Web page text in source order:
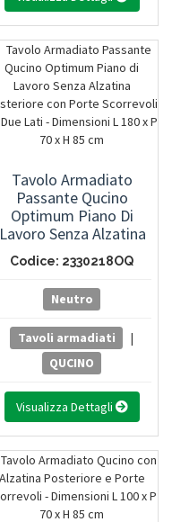
Tavolo Armadiato
Passante Qucino
Optimum Piano Di
Lavoro Senza Alzatina
Posteriore Con Porte
Scorrevoli Su Due Lati -
Dimensioni L 180 X P 70
X H 85 Cm
Codice: 2330218OQ
Neutro
Tavoli armadiati
|
QUCINO
Visualizza Dettagli